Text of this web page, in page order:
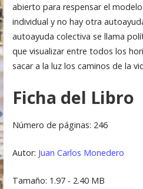
abierto para respensar el
individual y no hay otra
autoayuda colectiva se llama
que visualizar entre todos los
sacar a la luz los caminos de la
Ficha del Libro
Número de páginas: 246
Autor: Juan Carlos Monedero
Tamaño: 1.97 - 2.40 MB